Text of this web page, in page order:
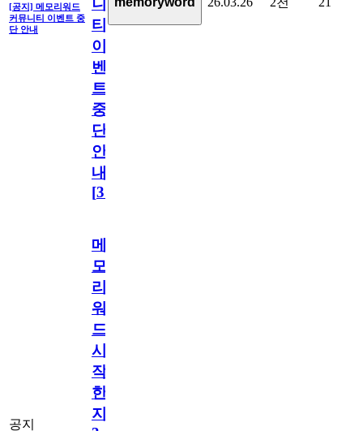
[공지] 메모리워드
커뮤니티 이벤트 중
단 안내
니
티
이
벤
트
중
단
안
내
[31
공지
메
모
리
워
드
시
작
한
지